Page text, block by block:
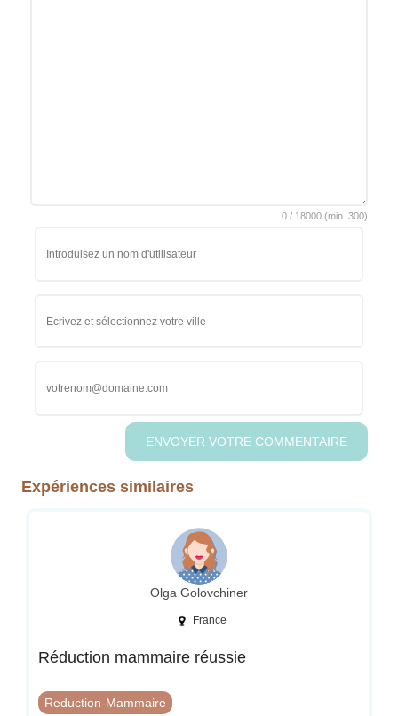
0 / 18000 (min. 300)
Expériences similaires
Olga Golovchiner
France
Réduction mammaire réussie
Reduction-Mammaire